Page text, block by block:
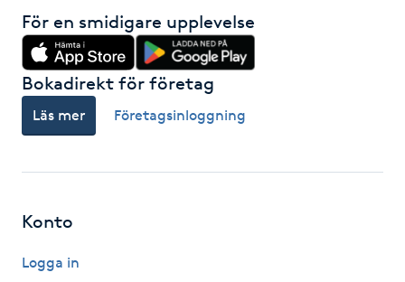
Gruppträning
Gua Sha-massage
Headspa
Healing
För en smidigare upplevelse
Bokadirekt för företag
Läs mer Företagsinloggning
Konto
Logga in